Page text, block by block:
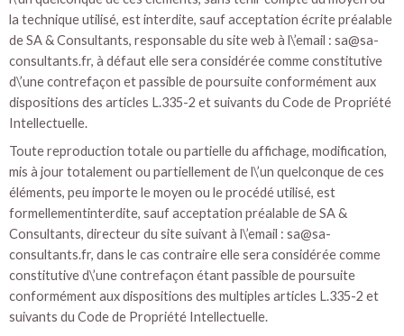
la technique utilisé, est interdite, sauf acceptation écrite préalable
de SA & Consultants, responsable du site web à l\’email : sa@sa-
consultants.fr, à défaut elle sera considérée comme constitutive
d\’une contrefaçon et passible de poursuite conformément aux
dispositions des articles L.335-2 et suivants du Code de Propriété
Intellectuelle.
Toute reproduction totale ou partielle du affichage, modification,
mis à jour totalement ou partiellement de l\’un quelconque de ces
éléments, peu importe le moyen ou le procédé utilisé, est
formellementinterdite, sauf acceptation préalable de SA &
Consultants, directeur du site suivant à l\’email : sa@sa-
consultants.fr, dans le cas contraire elle sera considérée comme
constitutive d\’une contrefaçon étant passible de poursuite
conformément aux dispositions des multiples articles L.335-2 et
suivants du Code de Propriété Intellectuelle.